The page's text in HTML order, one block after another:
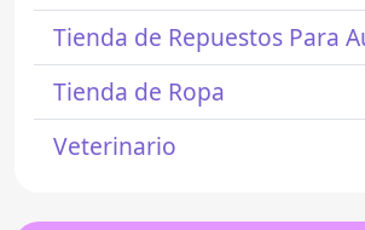
Tienda de Repuestos Para
Tienda de Ropa
Veterinario